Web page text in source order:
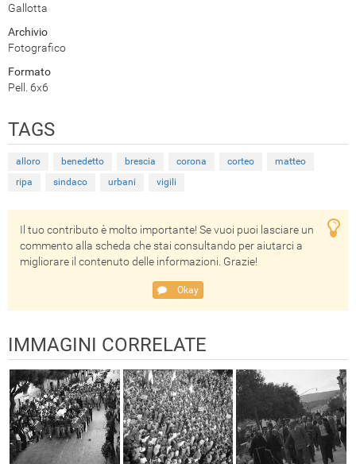
Gallotta
Archivio
Fotografico
Formato
Pell. 6x6
TAGS
alloro benedetto brescia corona corteo
matteo
ripa
sindaco urbani vigili
Il tuo contributo è molto importante! Se vuoi puoi lasciare un
commento alla scheda che stai consultando per aiutarci a
migliorare il contenuto delle informazioni. Grazie!
Okay
IMMAGINI CORRELATE